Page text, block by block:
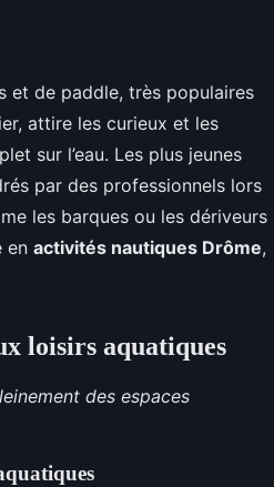
et de paddle, très populaires
attire les curieux et les
sur l’eau. Les plus jeunes
par des professionnels lors
les barques ou les dériveurs
en activités nautiques Drôme,
loisirs aquatiques
des espaces